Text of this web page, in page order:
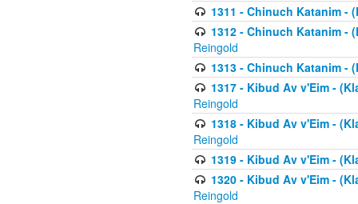
1311 - Chinuch Katanim -
1312 - Chinuch Katanim -
Reingold
1313 - Chinuch Katanim -
1317 - Kibud Av v'Eim -
Reingold
1318 - Kibud Av v'Eim -
Reingold
1319 - Kibud Av v'Eim -
1320 - Kibud Av v'Eim -
Reingold